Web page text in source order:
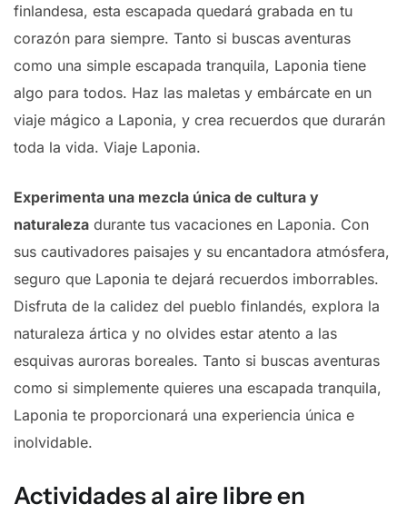
finlandesa, esta escapada quedará grabada en tu
corazón para siempre. Tanto si buscas aventuras
como una simple escapada tranquila, Laponia tiene
algo para todos. Haz las maletas y embárcate en un
viaje mágico a Laponia, y crea recuerdos que durarán
toda la vida. Viaje Laponia.
Experimenta una mezcla única de cultura y
naturaleza durante tus vacaciones en Laponia. Con
sus cautivadores paisajes y su encantadora atmósfera,
seguro que Laponia te dejará recuerdos imborrables.
Disfruta de la calidez del pueblo finlandés, explora la
naturaleza ártica y no olvides estar atento a las
esquivas auroras boreales. Tanto si buscas aventuras
como si simplemente quieres una escapada tranquila,
Laponia te proporcionará una experiencia única e
inolvidable.
Actividades al aire libre en